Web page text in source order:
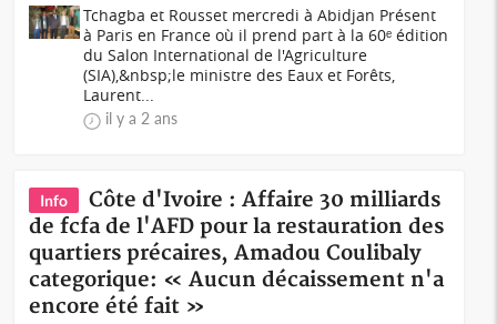
Tchagba et Rousset mercredi à Abidjan Présent
à Paris en France où il prend part à la 60ᵉ édition
du Salon International de l'Agriculture
(SIA),&nbsp;le ministre des Eaux et Forêts,
Laurent...
il y a 2 ans
Info
Côte d'Ivoire : Affaire 30 milliards
de fcfa de l'AFD pour la restauration des
quartiers précaires, Amadou Coulibaly
categorique: « Aucun décaissement n'a
encore été fait »